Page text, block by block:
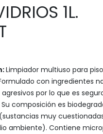
1L.
Limpiador multiuso para
con ingredientes
por lo que es
composición es
muy
ambiente). Contiene